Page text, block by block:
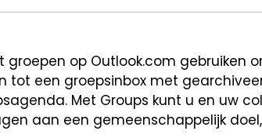
groepen op Outlook.com
tot een groepsinbox met
Met Groups kunt u en uw
aan een gemeenschappelijk